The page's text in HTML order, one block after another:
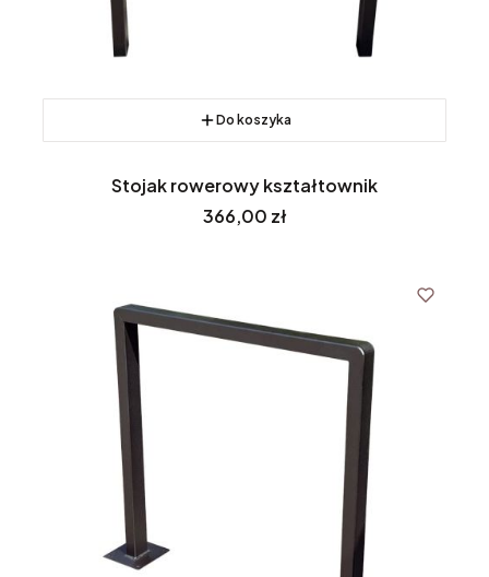
Do koszyka
Stojak rowerowy kształtownik
Cena
366,00 zł